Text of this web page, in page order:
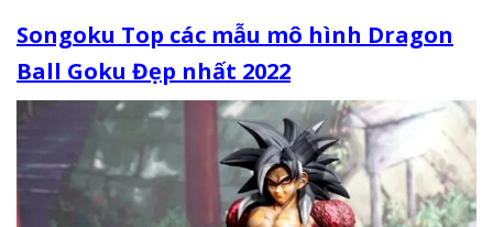
Songoku Top các mẫu mô hình Dragon
Ball Goku Đẹp nhất 2022